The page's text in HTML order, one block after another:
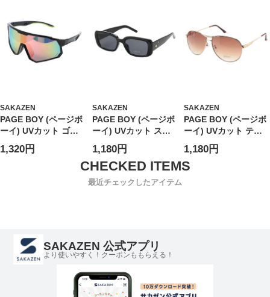
パンツ
SAKAZEN
PAGE BOY (ページボ
ーイ) UVカット ゴー
グル ミラーレンズ サ
ングラス ユニセック
1,320円
SAKAZEN
PAGE BOY (ページボ
ーイ) UVカット スク
エア サングラス ユニ
セックス ダイヤ アイ
ウェア 紫外線対策
PY2899
1,180円
SAKAZEN
PAGE BOY (ページボ
ーイ) UVカット ティ
アドロップ サングラ
ス ユニセックス アイ
ウェア 紫外線対策
1,180円
最近チェックしたアイテム
SAKAZEN 公式アプリ
より使いやすく！クーポンももらえる！